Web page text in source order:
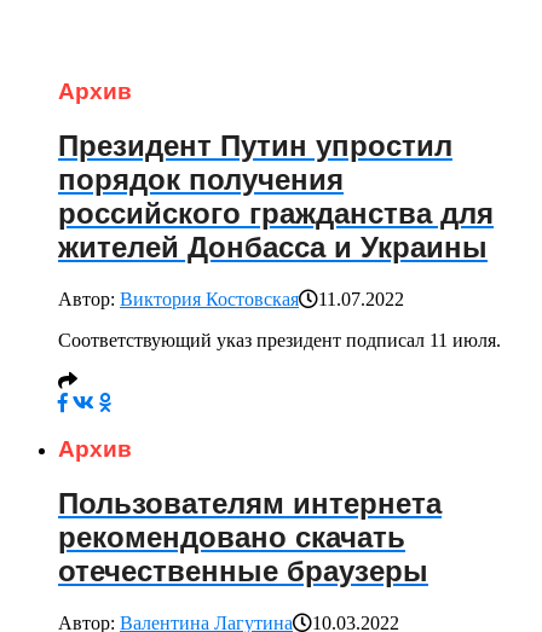
Архив
Президент Путин упростил
порядок получения
российского гражданства для
жителей Донбасса и Украины
Автор: Виктория Костовская
11.07.2022
Соответствующий указ президент подписал 11 июля.
Архив
Пользователям интернета
рекомендовано скачать
отечественные браузеры
Автор: Валентина Лагутина 10.03.2022